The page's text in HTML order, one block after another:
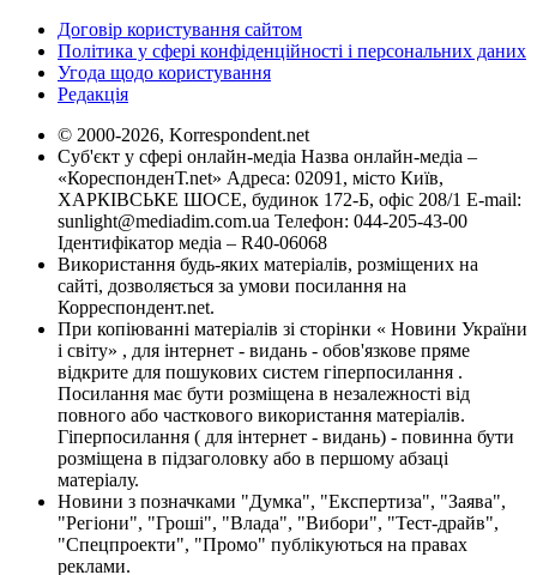
Договір користування сайтом
Політика у сфері конфіденційності і персональних даних
Угода щодо користування
Редакція
© 2000-2026, Korrespondent.net
Суб'єкт у сфері онлайн-медіа Назва онлайн-медіа –
«КореспонденТ.net» Адреса: 02091, місто Київ,
ХАРКІВСЬКЕ ШОСЕ, будинок 172-Б, офіс 208/1 E-mail:
sunlight@mediadim.com.ua Телефон: 044-205-43-00
Ідентифікатор медіа – R40-06068
Використання будь-яких матеріалів, розміщених на
сайті, дозволяється за умови посилання на
Корреспондент.net.
При копіюванні матеріалів зі сторінки « Новини України
і світу» , для інтернет - видань - обов'язкове пряме
відкрите для пошукових систем гіперпосилання .
Посилання має бути розміщена в незалежності від
повного або часткового використання матеріалів.
Гіперпосилання ( для інтернет - видань) - повинна бути
розміщена в підзаголовку або в першому абзаці
матеріалу.
Новини з позначками "Думка", "Експертиза", "Заява",
"Регіони", "Гроші", "Влада", "Вибори", "Тест-драйв",
"Спецпроекти", "Промо" публікуються на правах
реклами.